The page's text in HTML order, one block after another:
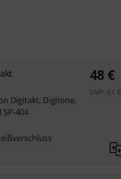
Digitakt, Digitone,
404
48 €
UVP: 61 €